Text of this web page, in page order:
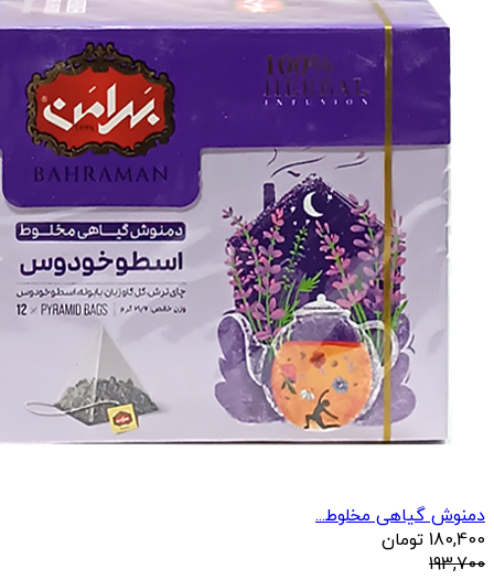
دمنوش گیاهی مخلوط...
180,400 تومان
193,700